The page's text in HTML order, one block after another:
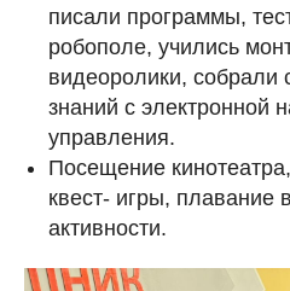
писали программы,
робополе, учились
видеоролики, собрали
знаний с электронной
управления.
Посещение
квест- игры, плавание
активности.